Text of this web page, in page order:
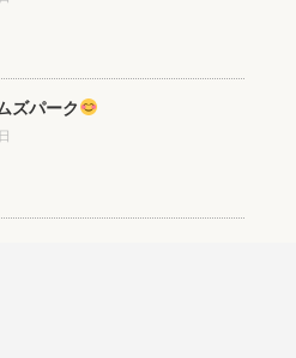
ズパーク